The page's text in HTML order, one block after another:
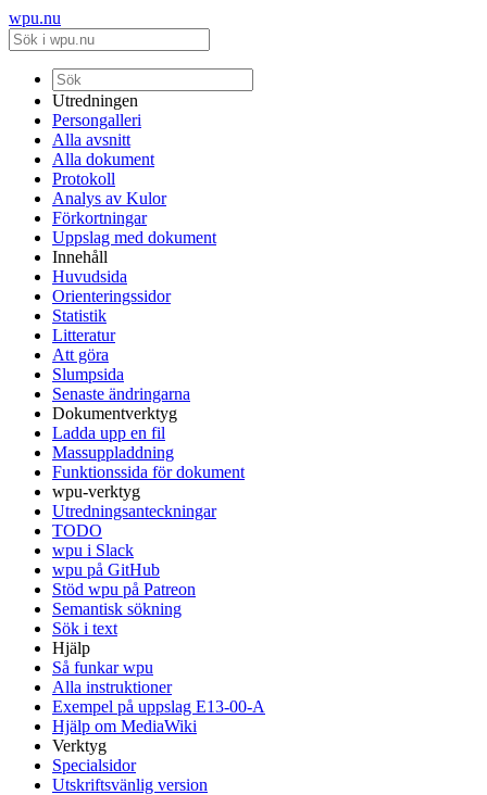
wpu.nu
Utredningen
Persongalleri
Alla avsnitt
Alla dokument
Protokoll
Analys av Kulor
Förkortningar
Uppslag med dokument
Innehåll
Huvudsida
Orienteringssidor
Statistik
Litteratur
Att göra
Slumpsida
Senaste ändringarna
Dokumentverktyg
Ladda upp en fil
Massuppladdning
Funktionssida för dokument
wpu-verktyg
Utredningsanteckningar
TODO
wpu i Slack
wpu på GitHub
Stöd wpu på Patreon
Semantisk sökning
Sök i text
Hjälp
Så funkar wpu
Alla instruktioner
Exempel på uppslag E13-00-A
Hjälp om MediaWiki
Verktyg
Specialsidor
Utskriftsvänlig version